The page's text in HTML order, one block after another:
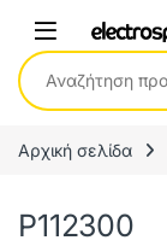
Αναζήτηση για:
Αρχική σελίδα
P112300